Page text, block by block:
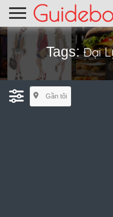
Tags:Đại
Gần tôi